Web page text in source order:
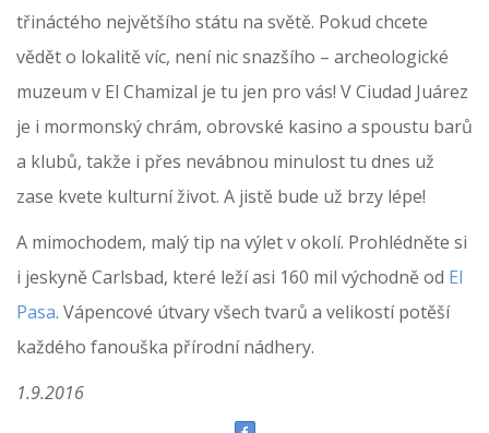
třináctého největšího státu na světě. Pokud chcete
vědět o lokalitě víc, není nic snazšího – archeologické
muzeum v El Chamizal je tu jen pro vás! V Ciudad Juárez
je i mormonský chrám, obrovské kasino a spoustu barů
a klubů, takže i přes nevábnou minulost tu dnes už
zase kvete kulturní život. A jistě bude už brzy lépe!
A mimochodem, malý tip na výlet v okolí. Prohlédněte si
i jeskyně Carlsbad, které leží asi 160 mil východně od El
Pasa. Vápencové útvary všech tvarů a velikostí potěší
každého fanouška přírodní nádhery.
1.9.2016